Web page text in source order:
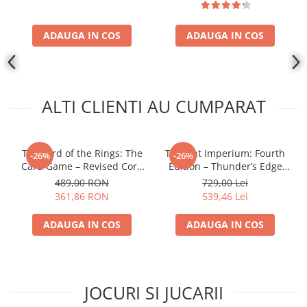
Altered
Star Wars Unlimited
Riftbound League of Legends TCG
Hololive
Magic The Gathering TCG
One Piece Card Game
Colectii Oficiale Topps si Panini si
altele
Final Fantasy
ADAUGA IN COS ADAUGA IN COS
ALTI CLIENTI AU CUMPARAT
-26%
The Lord of the Rings: The
Card Game – Revised Core
Set
489,00 RON
361,86 RON
ADAUGA IN COS
-26%
Twilight Imperium: Fourth
Edition – Thunder’s Edge
Expansion (EN)
729,00 Lei
539,46 Lei
ADAUGA IN COS
JOCURI SI JUCARII